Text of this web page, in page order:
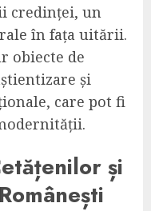
credinței, un
în fața uitării.
obiecte de
și
care pot fi
și